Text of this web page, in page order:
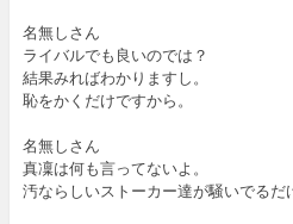
名無しさん
ライバルでも良いのでは？
結果みればわかりますし。
恥をかくだけですから。
名無しさん
真凜は何も言ってないよ。
汚ならしいストーカー達が騒いでるだ